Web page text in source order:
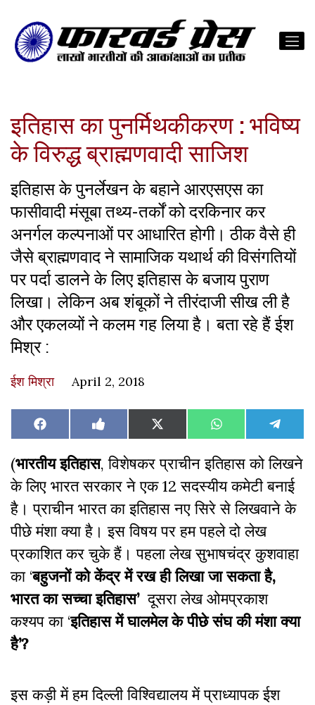
इतिहास का पुनर्मिथकीकरण : भविष्य
के विरुद्ध ब्राह्मणवादी साजिश
इतिहास के पुनर्लेखन के बहाने आरएसएस का
फासीवादी मंसूबा तथ्य-तर्कों को दरकिनार कर
अनर्गल कल्पनाओं पर आधारित होगी। ठीक वैसे ही
जैसे ब्राह्मणवाद ने सामाजिक यथार्थ की विसंगतियों
पर पर्दा डालने के लिए इतिहास के बजाय पुराण
लिखा। लेकिन अब शंबूकों ने तीरंदाजी सीख ली है
और एकलव्यों ने कलम गह लिया है। बता रहे हैं ईश
मिश्र :
ईश मिश्रा April 2, 2018
Share
on
Facebook Share
on
Like
on
Facebook
Share
on
X
(Twitter)
Share
on
WhatsAppShare
on
(भारतीय इतिहास, विशेषकर प्राचीन इतिहास को लिखने
के लिए भारत सरकार ने एक 12 सदस्यीय कमेटी बनाई
है। प्राचीन भारत का इतिहास नए सिरे से लिखवाने के
पीछे मंशा क्या है। इस विषय पर हम पहले दो लेख
प्रकाशित कर चुके हैं। पहला लेख सुभाषचंद्र कुशवाहा
का ‘बहुजनों को केंद्र में रख ही लिखा जा सकता है,
भारत का सच्चा इतिहास’ दूसरा लेख ओमप्रकाश
कश्यप का ‘इतिहास में घालमेल के पीछे संघ की मंशा क्या
है’?
इस कड़ी में हम दिल्ली विश्विद्यालय में प्राध्यापक ईश